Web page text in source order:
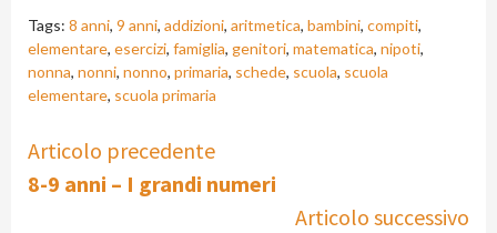
Tags: 8 anni, 9 anni, addizioni, aritmetica, bambini, compiti,
elementare, esercizi, famiglia, genitori, matematica, nipoti,
nonna, nonni, nonno, primaria, schede, scuola, scuola
elementare, scuola primaria
Continue
Reading
Articolo precedente
8-9 anni – I grandi numeri
Articolo successivo